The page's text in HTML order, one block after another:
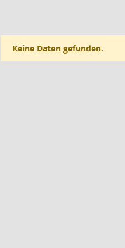
Keine Daten gefunden.